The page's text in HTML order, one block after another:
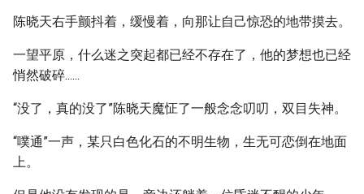
陈晓天右手颤抖着，缓慢着，向那让自己惊恐的地带摸去。
一望平原，什么迷之突起都已经不存在了，他的梦想也已经
悄然破碎......
“没了，真的没了”陈晓天魔怔了一般念念叨叨，双目失神。
“噗通”一声，某只白色化石的不明生物，生无可恋倒在地面
上。